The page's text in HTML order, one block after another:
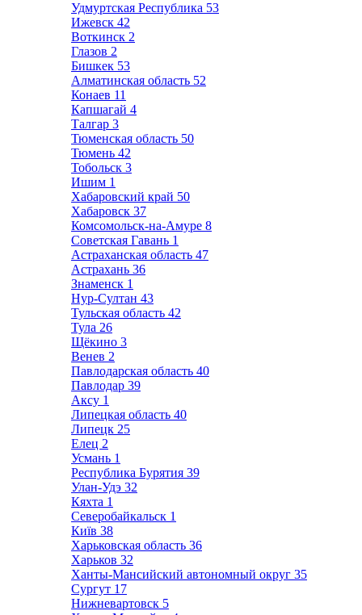
Удмуртская Республика 53
Ижевск 42
Воткинск 2
Глазов 2
Бишкек 53
Алматинская область 52
Конаев 11
Капшагай 4
Талгар 3
Тюменская область 50
Тюмень 42
Тобольск 3
Ишим 1
Хабаровский край 50
Хабаровск 37
Комсомольск-на-Амуре 8
Советская Гавань 1
Астраханская область 47
Астрахань 36
Знаменск 1
Нур-Султан 43
Тульская область 42
Тула 26
Щёкино 3
Венев 2
Павлодарская область 40
Павлодар 39
Аксу 1
Липецкая область 40
Липецк 25
Елец 2
Усмань 1
Республика Бурятия 39
Улан-Удэ 32
Кяхта 1
Северобайкальск 1
Київ 38
Харьковская область 36
Харьков 32
Ханты-Мансийский автономный округ 35
Сургут 17
Нижневартовск 5